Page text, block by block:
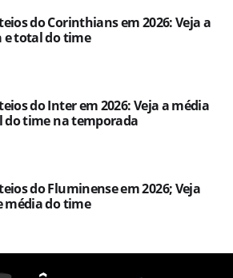
do Corinthians em 2026: Veja a
e total do time
do Inter em 2026: Veja a média
do time na temporada
do Fluminense em 2026; Veja
média do time